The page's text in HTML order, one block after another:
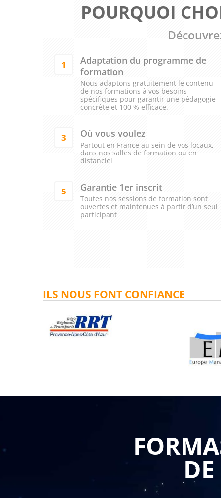
POURQUOI
1
Adaptation du programme de
formation
Nous adaptons gratuitement le contenu
de nos formations à vos besoins
spécifiques pour garantir une pédagogie
concrète et 100 % efficace.
3 Où vous voulez
Partout en France au sein de vos locaux,
dans nos salles de formation ou en
distanciel
5 Garantie 1er inscrit
Toutes nos sessions de formation sont
ouvertes et maintenues à partir d’un seul
participant
ILS NOUS FONT CONFIANCE